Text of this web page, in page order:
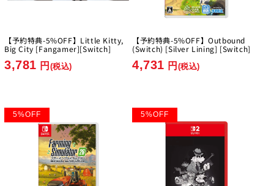
【予約特典-5%OFF】Little Kitty,
Big City [Fangamer][Switch]
3,781 円 (税込)
【予約特典-5%OFF】Outbound
(Switch) [Silver Lining] [Switch]
4,731 円 (税込)
5%OFF 5%OFF